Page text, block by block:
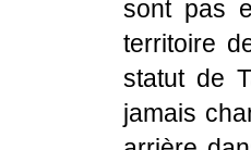
sont pas
territoire
statut de
jamais